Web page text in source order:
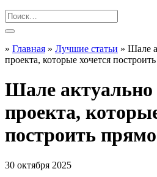
» Главная » Лучшие статьи » Шале
проекта, которые хочется
Шале актуально
проекта,
построить
30 октября 2025